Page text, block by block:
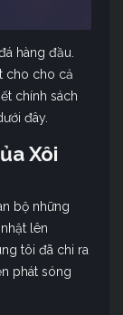
hàng đầu.
cho cho cả
chính sách
đây.
Xôi
bộ những
lên
tôi đã chi ra
phát sóng